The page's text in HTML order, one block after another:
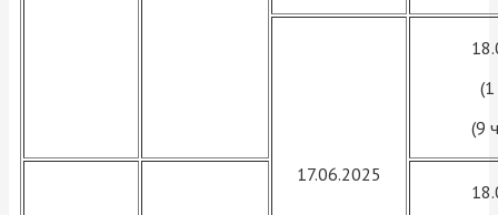
17.06.2025
(9